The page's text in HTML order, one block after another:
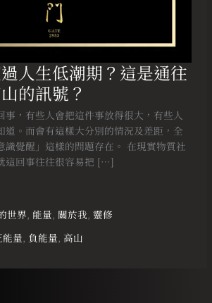
人生低潮期？這是通往
的訊號？
事，有些人會把這件事放得很大，有些人
道。而會有這樣大分別的情況及差距，全
識覺醒」這樣的問題存在。 在現實物質社
這回事往往很容易把 […]
世界, 能量, 關於我,靈修
能量, 負能量, 高山